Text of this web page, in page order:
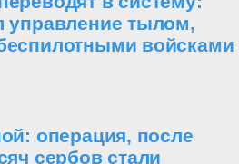
управление тылом,
войсками
операция, после
сербов стали